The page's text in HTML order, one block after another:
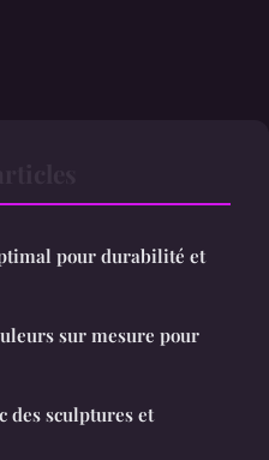
pour durabilité et
sur mesure pour
des sculptures et